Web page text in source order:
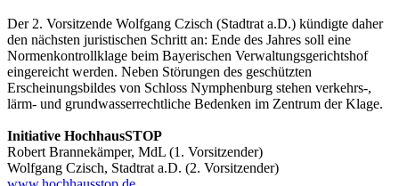
Der 2. Vorsitzende Wolfgang Czisch (Stadtrat a.D.) kündigte daher
den nächsten juristischen Schritt an: Ende des Jahres soll eine
Normenkontrollklage beim Bayerischen Verwaltungsgerichtshof
eingereicht werden. Neben Störungen des geschützten
Erscheinungsbildes von Schloss Nymphenburg stehen verkehrs-,
lärm- und grundwasserrechtliche Bedenken im Zentrum der Klage.
Initiative HochhausSTOP
Robert Brannekämper, MdL (1. Vorsitzender)
Wolfgang Czisch, Stadtrat a.D. (2. Vorsitzender)